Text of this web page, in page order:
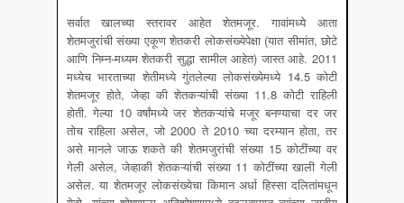
सर्वात खालच्या स्तरावर आहेत शेतमजूर. गावांमध्ये आता
शेतमजुरांची संख्या एकूण शेतकरी लोकसंख्येपेक्षा (यात सीमांत, छोटे
आणि निम्न-मध्यम शेतकरी सुद्धा सामील आहेत) जास्त आहे. 2011
मध्येच भारताच्या शेतीमध्ये गुंतलेल्या लोकसंख्येमध्ये 14.5 कोटी
शेतमजूर होते, जेव्हा की शेतकऱ्यांची संख्या 11.8 कोटी राहिली
होती. गेल्या 10 वर्षांमध्ये जर शेतकऱ्यांचे मजूर बनण्याचा दर जर
तोच राहिला असेल, जो 2000 ते 2010 च्या दरम्यान होता, तर
असे मानले जाऊ शकते की शेतमजुरांची संख्या 15 कोटींच्या वर
गेली असेल, जेव्हाकी शेतकऱ्यांची संख्या 11 कोटींच्या खाली गेली
असेल. या शेतमजूर लोकसंख्येचा किमान अर्धा हिस्सा दलितांमधून